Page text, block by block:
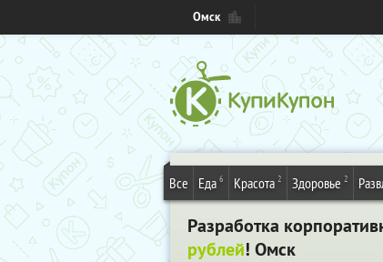
Омск
Все Еда 6 Красота 2 Здоровье 2
Разработка
рублей! Омск